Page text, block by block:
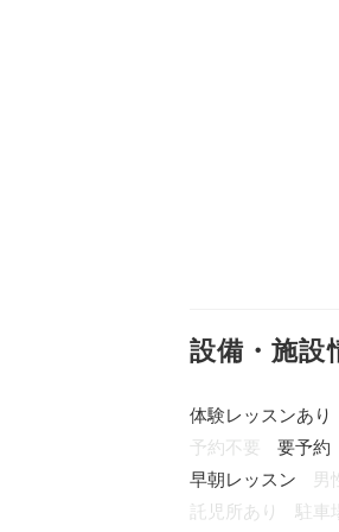
設備・施設
体験レッスンあり
予約不要
要予約
早朝レッスン
男
託児所あり
駐車